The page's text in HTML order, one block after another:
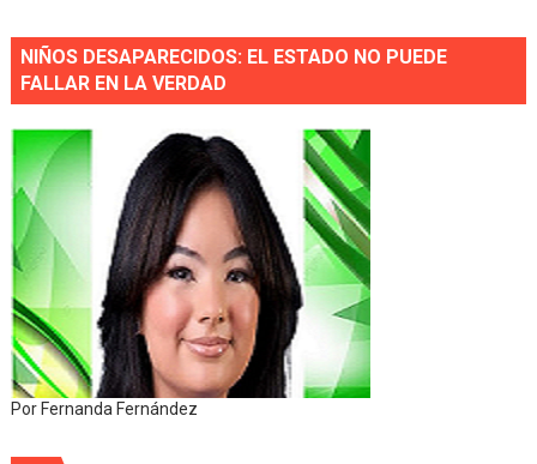
NIÑOS DESAPARECIDOS: EL ESTADO NO PUEDE
FALLAR EN LA VERDAD
Por Fernanda Fernández